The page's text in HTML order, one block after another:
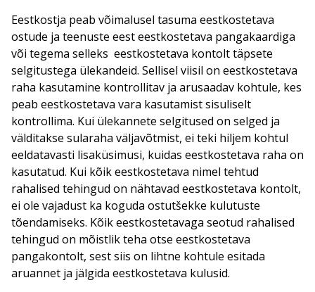
Eestkostja peab võimalusel tasuma eestkostetava
ostude ja teenuste eest eestkostetava pangakaardiga
või tegema selleks eestkostetava kontolt täpsete
selgitustega ülekandeid. Sellisel viisil on eestkostetava
raha kasutamine kontrollitav ja arusaadav kohtule, kes
peab eestkostetava vara kasutamist sisuliselt
kontrollima. Kui ülekannete selgitused on selged ja
välditakse sularaha väljavõtmist, ei teki hiljem kohtul
eeldatavasti lisaküsimusi, kuidas eestkostetava raha on
kasutatud. Kui kõik eestkostetava nimel tehtud
rahalised tehingud on nähtavad eestkostetava kontolt,
ei ole vajadust ka koguda ostutšekke kulutuste
tõendamiseks. Kõik eestkostetavaga seotud rahalised
tehingud on mõistlik teha otse eestkostetava
pangakontolt, sest siis on lihtne kohtule esitada
aruannet ja jälgida eestkostetava kulusid.